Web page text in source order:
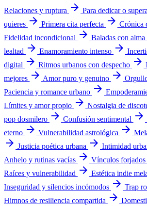
Relaciones y ruptura arrow_forward Para dedicar o
quieres arrow_forward Primera cita perfecta arrow_forward Crónica
Fidelidad incondicional arrow_forward Baladas con alma
lealtad arrow_forward Enamoramiento intenso arrow_forward
digital arrow_forward Ritmos urbanos con despecho arrow_forward
mejores arrow_forward Amor puro y genuino arrow_forward
Paciencia y romance urbano arrow_forward
Límites y amor propio arrow_forward Nostalgia de
pop dosmilero arrow_forward Confusión sentimental arrow_forward
eterno arrow_forward Vulnerabilidad astrológica arrow_forward
arrow_forward Justicia poética urbana arrow_forward Intimidad
Anhelo y rutinas vacías arrow_forward Vínculos
Raíces y vulnerabilidad arrow_forward Estética indie
Inseguridad y silencios incómodos arrow_forward Trap
Himnos de resiliencia compartida arrow_forward